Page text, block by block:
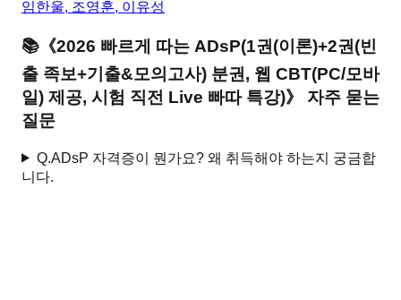
임한울, 조영훈, 이유성
📚 《2026 빠르게 따는 ADsP(1권(이론)+2권(빈
출 족보+기출&모의고사) 분권, 웹 CBT(PC/모바
일) 제공, 시험 직전 Live 빠따 특강)》 자주 묻는
질문
Q.ADsP 자격증이 뭔가요? 왜 취득해야 하는지 궁금합
니다.